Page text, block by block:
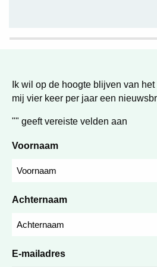
Ik wil op de hoogte blijven van
mij vier keer per jaar een
"" geeft vereiste velden aan
Voornaam
Achternaam
E-mailadres